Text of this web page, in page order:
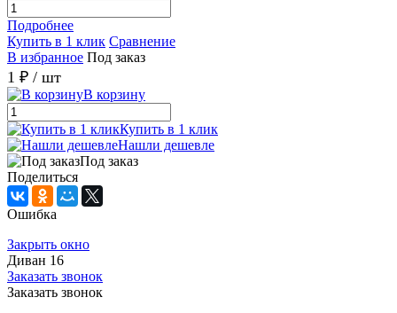
Подробнее
Купить в 1 клик Сравнение
В избранное Под заказ
1 ₽ / шт
В корзину
Купить в 1 клик
Нашли дешевле
Под заказ
Поделиться
Ошибка
Закрыть окно
Диван 16
Заказать звонок
Заказать звонок